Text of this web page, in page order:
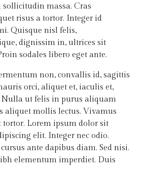
massa. Cras
risus a tortor. Integer id
Quisque nisl felis,
dignissim in, ultrices sit
sodales libero eget ante.
non, convallis id, sagittis
orci, aliquet et, iaculis et,
ut felis in purus aliquam
aliquet mollis lectus. Vivamus
tortor. Lorem ipsum dolor sit
elit. Integer nec odio.
ante dapibus diam. Sed nisi.
elementum imperdiet. Duis